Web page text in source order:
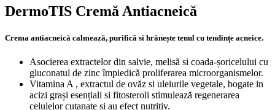
DermoTIS Cremă Antiacneică
Crema antiacneică calmează, purifică si hrănește tenul cu tendințe acneice.
Asocierea extractelor din salvie, melisă si coada-șoricelului cu
gluconatul de zinc împiedică proliferarea microorganismelor.
Vitamina A , extractul de ovăz si uleiurile vegetale, bogate in
acizi grași esențiali si fitosteroli stimulează regenerarea
celulelor cutanate si au efect nutritiv.